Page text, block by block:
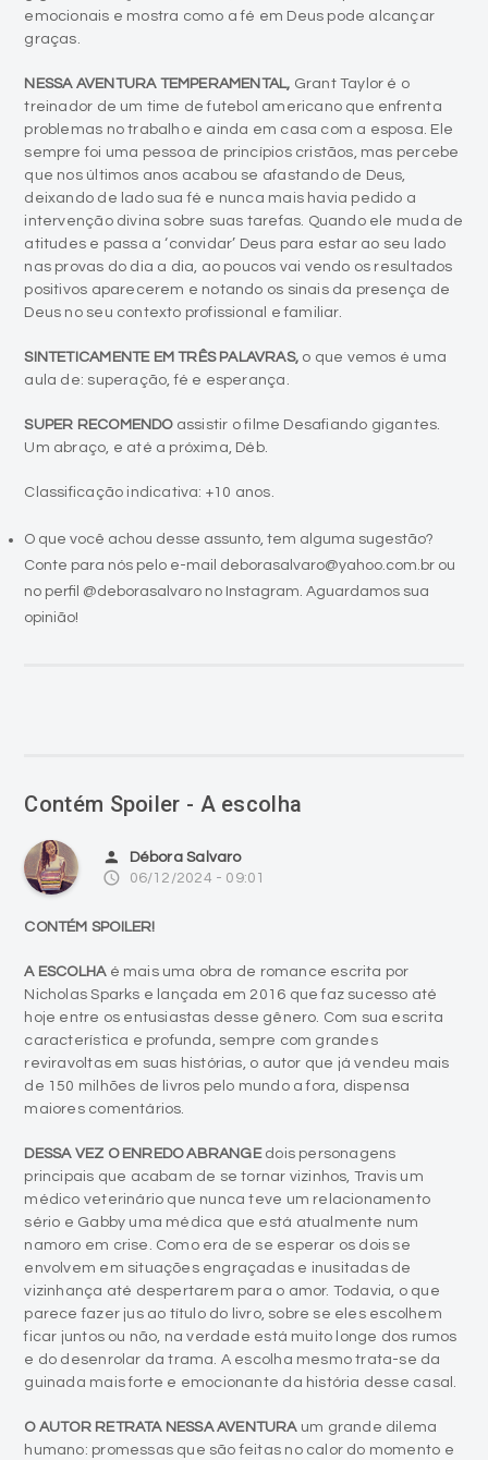
emocionais e mostra como a fé em Deus pode alcançar
graças.
NESSA AVENTURA TEMPERAMENTAL, Grant Taylor é o
treinador de um time de futebol americano que enfrenta
problemas no trabalho e ainda em casa com a esposa. Ele
sempre foi uma pessoa de princípios cristãos, mas percebe
que nos últimos anos acabou se afastando de Deus,
deixando de lado sua fé e nunca mais havia pedido a
intervenção divina sobre suas tarefas. Quando ele muda de
atitudes e passa a ‘convidar’ Deus para estar ao seu lado
nas provas do dia a dia, ao poucos vai vendo os resultados
positivos aparecerem e notando os sinais da presença de
Deus no seu contexto profissional e familiar.
SINTETICAMENTE EM TRÊS PALAVRAS, o que vemos é uma
aula de: superação, fé e esperança.
SUPER RECOMENDOassistir o filme Desafiando gigantes.
Um abraço, e até a próxima, Déb.
Classificação indicativa: +10 anos.
O que você achou desse assunto, tem alguma sugestão?
Conte para nós pelo e-mail deborasalvaro@yahoo.com.br ou
no perfil @deborasalvaro no Instagram. Aguardamos sua
opinião!
Contém Spoiler - A escolha
person Débora Salvaro
access_time 06/12/2024 - 09:01
CONTÉM SPOILER!
A ESCOLHA é mais uma obra de romance escrita por
Nicholas Sparks e lançada em 2016 que faz sucesso até
hoje entre os entusiastas desse gênero. Com sua escrita
característica e profunda, sempre com grandes
reviravoltas em suas histórias, o autor que já vendeu mais
de 150 milhões de livros pelo mundo a fora, dispensa
maiores comentários.
DESSA VEZ O ENREDO ABRANGEdois personagens
principais que acabam de se tornar vizinhos, Travis um
médico veterinário que nunca teve um relacionamento
sério e Gabby uma médica que está atualmente num
namoro em crise. Como era de se esperar os dois se
envolvem em situações engraçadas e inusitadas de
vizinhança até despertarem para o amor. Todavia, o que
parece fazer jus ao título do livro, sobre se eles escolhem
ficar juntos ou não, na verdade está muito longe dos rumos
e do desenrolar da trama. A escolha mesmo trata-se da
guinada mais forte e emocionante da história desse casal.
O AUTOR RETRATA NESSA AVENTURAum grande dilema
humano: promessas que são feitas no calor do momento e